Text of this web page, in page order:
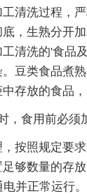
清洗过程，
，生熟分开
清洗的'食品
豆类食品煮
存放的食品，
食用前必须
照规定要求
够数量的存
并正常运行